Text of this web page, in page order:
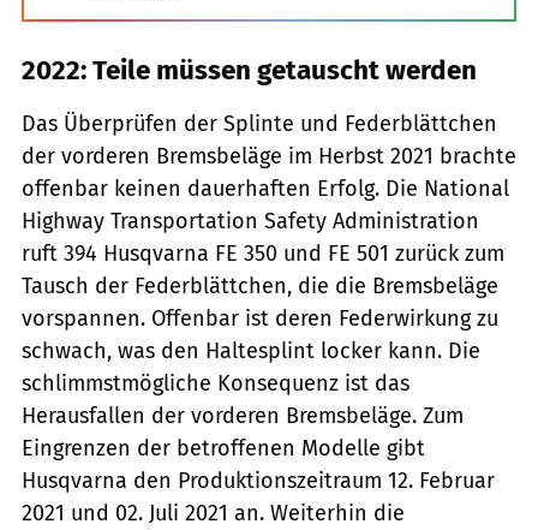
2022: Teile müssen getauscht werden
Das Überprüfen der Splinte und Federblättchen
der vorderen Bremsbeläge im Herbst 2021 brachte
offenbar keinen dauerhaften Erfolg. Die National
Highway Transportation Safety Administration
ruft 394 Husqvarna FE 350 und FE 501 zurück zum
Tausch der Federblättchen, die die Bremsbeläge
vorspannen. Offenbar ist deren Federwirkung zu
schwach, was den Haltesplint locker kann. Die
schlimmstmögliche Konsequenz ist das
Herausfallen der vorderen Bremsbeläge. Zum
Eingrenzen der betroffenen Modelle gibt
Husqvarna den Produktionszeitraum 12. Februar
2021 und 02. Juli 2021 an. Weiterhin die